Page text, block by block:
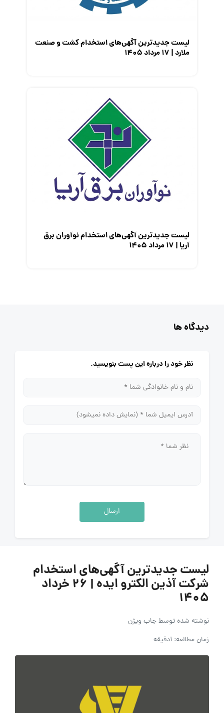
لیست جدیدترین آگهی‌های استخدام کشت و صنعت
ملارد | ۱۷ مرداد ۱۴۰۵
لیست جدیدترین آگهی‌های استخدام نوآوران برق
آریا | ۱۷ مرداد ۱۴۰۵
دیدگاه ها
نظر خود را درباره این پست بنویسید.
ارسال
لیست جدیدترین آگهی‌های استخدام
شرکت آذین الکترو ایده | ۲۶ خرداد
۱۴۰۵
نوشته شده توسطجاب ویژن
زمان مطالعه: 1دقیقه